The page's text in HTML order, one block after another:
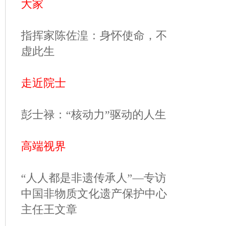
大家
指挥家陈佐湟：身怀使命，不
虚此生
走近院士
彭士禄：“核动力”驱动的人生
高端视界
“人人都是非遗传承人”—专访
中国非物质文化遗产保护中心
主任王文章